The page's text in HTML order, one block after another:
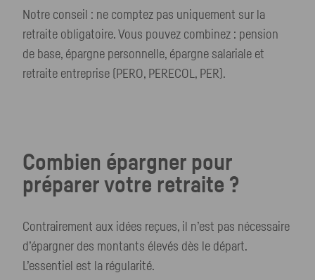
Notre conseil : ne comptez pas uniquement sur la
retraite obligatoire. Vous pouvez combinez : pension
de base, épargne personnelle, épargne salariale et
retraite entreprise (PERO, PERECOL, PER).
Combien épargner pour
préparer votre retraite ?
Contrairement aux idées reçues, il n’est pas nécessaire
d’épargner des montants élevés dès le départ.
L’essentiel est la régularité.